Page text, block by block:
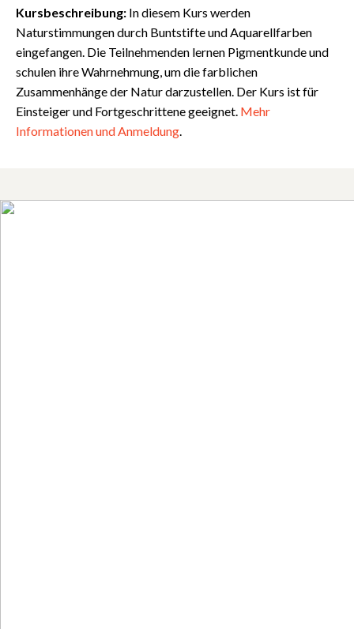
Kursbeschreibung: In diesem Kurs werden
Naturstimmungen durch Buntstifte und Aquarellfarben
eingefangen. Die Teilnehmenden lernen Pigmentkunde und
schulen ihre Wahrnehmung, um die farblichen
Zusammenhänge der Natur darzustellen. Der Kurs ist für
Einsteiger und Fortgeschrittene geeignet. Mehr
InformationenundAnmeldung.